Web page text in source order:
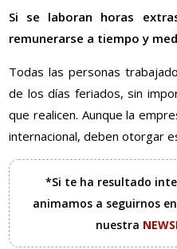
Si se laboran horas
remunerarse a tiempo y
Todas las personas
de los días feriados, sin
que realicen. Aunque la
internacional, deben otorgar
*Si te ha resultado
animamos a seguirnos en
nuestra